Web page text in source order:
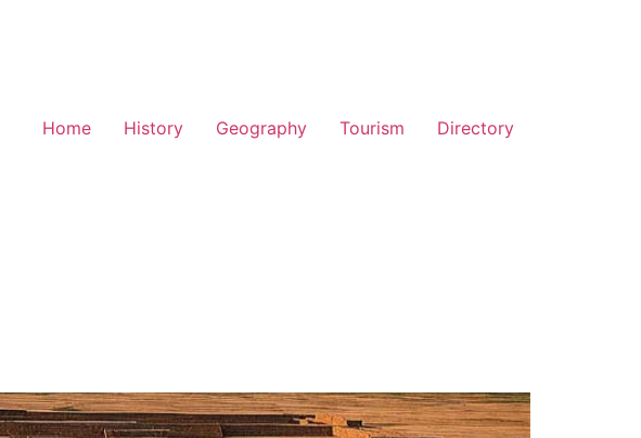
Home History Geography Tourism Directory